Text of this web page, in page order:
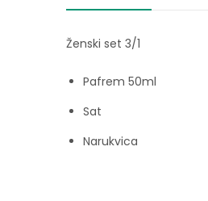
Ženski set 3/1
Pafrem 50ml
Sat
Narukvica